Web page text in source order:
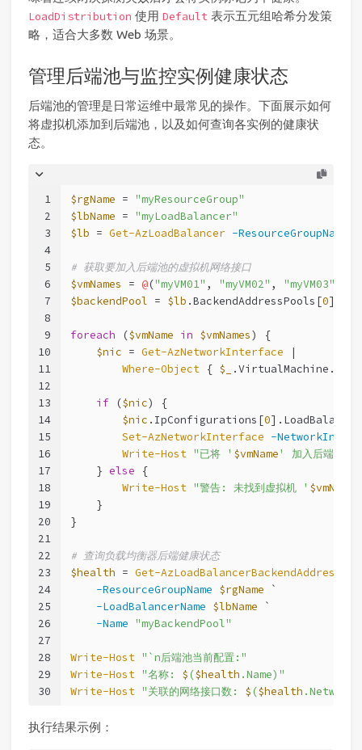
LoadDistribution 使用 Default 表示五元组哈希分发策
略，适合大多数 Web 场景。
管理后端池与监控实例健康状态
后端池的管理是日常运维中最常见的操作。下面展示如何
将虚拟机添加到后端池，以及如何查询各实例的健康状
态。
1
2
3
4
5
6
7
8
9
10
11
12
13
14
15
16
17
18
19
20
21
22
23
24
25
26
27
28
29
30
$rgName = "myResourceGroup"
$lbName = "myLoadBalancer"
$lb = Get-AzLoadBalancer -ResourceGroupName
# 获取要加入后端池的虚拟机网络接口
$vmNames = @("myVM01" , "myVM02" , "myVM03"
$backendPool = $lb .BackendAddressPools [0]
foreach ($vmName in $vmNames) {
$nic = Get-AzNetworkInterface |
Where-Object { $_ .VirtualMachine.Id
if ($nic) {
$nic .IpConfigurations[0
Set-AzNetworkInterface -
Write-Host "已将 ' $vmName' 加入后端池"
    }
else {
Write-Host "警告: 未找到虚拟机 ' $vmName
    }
}
# 查询负载均衡器后端健康状态
$health = Get-
-ResourceGroupName $rgName `
-LoadBalancerName $lbName `
-Name "myBackendPool"
Write-Host "`n后端池当前配置:"
Write-Host "名称: $ ($health .Name)"
Write-Host "关联的网络接口数: $ ($health
执行结果示例：